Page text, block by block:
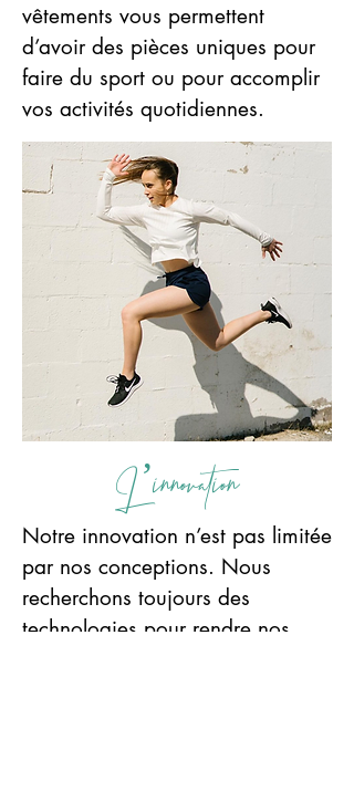
vêtements vous permettent
d’avoir des pièces uniques pour
faire du sport ou pour accomplir
vos activités quotidiennes.
L’innovation
Notre innovation n’est pas limitée
par nos conceptions. Nous
recherchons toujours des
technologies pour rendre nos